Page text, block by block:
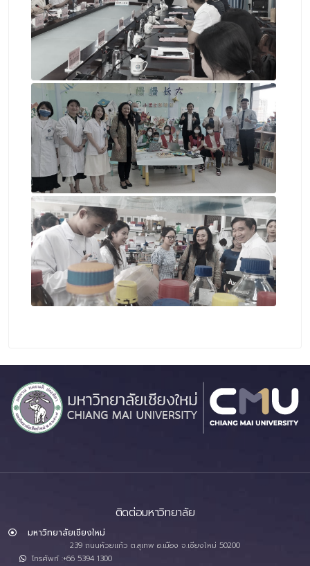
ติดต่อมหาวิทยาลัย
มหาวิทยาลัยเชียงใหม่
239 ถนนห้วยแก้ว ต.สุเทพ อ.เมือง จ.เชียงใหม่ 50200
โทรศัพท์ :+66 5394 1300